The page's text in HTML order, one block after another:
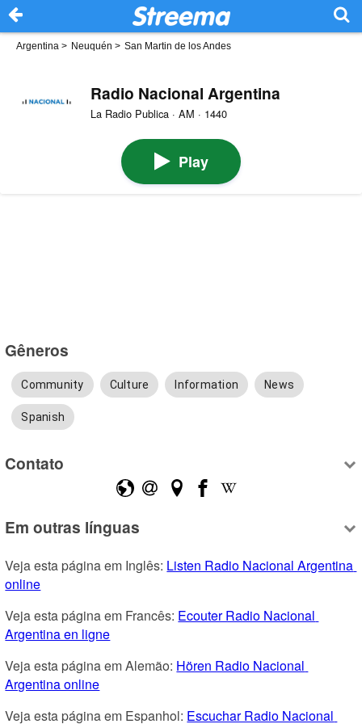
Argentina > Neuquén > San Martin de los Andes
Radio Nacional Argentina
La Radio Publica · AM · 1440
Play
Gêneros
Community Culture Information News
Spanish
Contato
Em outras línguas
Veja esta página em Inglês: Listen Radio Nacional Argentina
online
Veja esta página em Francês: Ecouter Radio Nacional
Argentina en ligne
Veja esta página em Alemão: Hören Radio Nacional
Argentina online
Veja esta página em Espanhol: Escuchar Radio Nacional